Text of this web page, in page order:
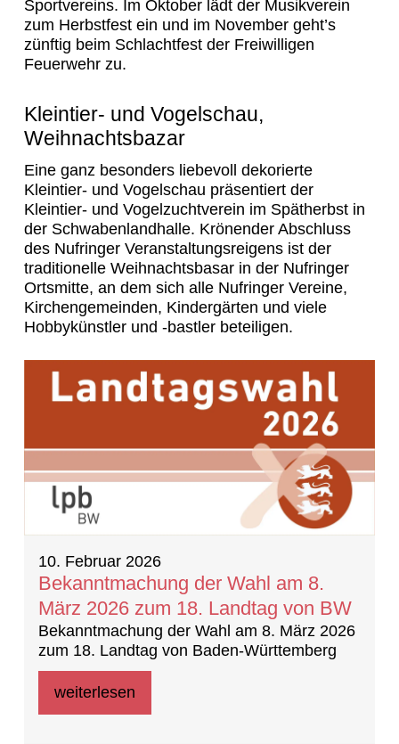
Sportvereins. Im Oktober lädt der Musikverein
zum Herbstfest ein und im November geht’s
zünftig beim Schlachtfest der Freiwilligen
Feuerwehr zu.
Kleintier- und Vogelschau,
Weihnachtsbazar
Eine ganz besonders liebevoll dekorierte
Kleintier- und Vogelschau präsentiert der
Kleintier- und Vogelzuchtverein im Spätherbst in
der Schwabenlandhalle. Krönender Abschluss
des Nufringer Veranstaltungsreigens ist der
traditionelle Weihnachtsbasar in der Nufringer
Ortsmitte, an dem sich alle Nufringer Vereine,
Kirchengemeinden, Kindergärten und viele
Hobbykünstler und -bastler beteiligen.
4 Ergebnisse gefunden
10. Februar 2026
Bekanntmachung der Wahl am 8.
März 2026 zum 18. Landtag von BW
Bekanntmachung der Wahl am 8. März 2026
zum 18. Landtag von Baden-Württemberg
weiterlesen